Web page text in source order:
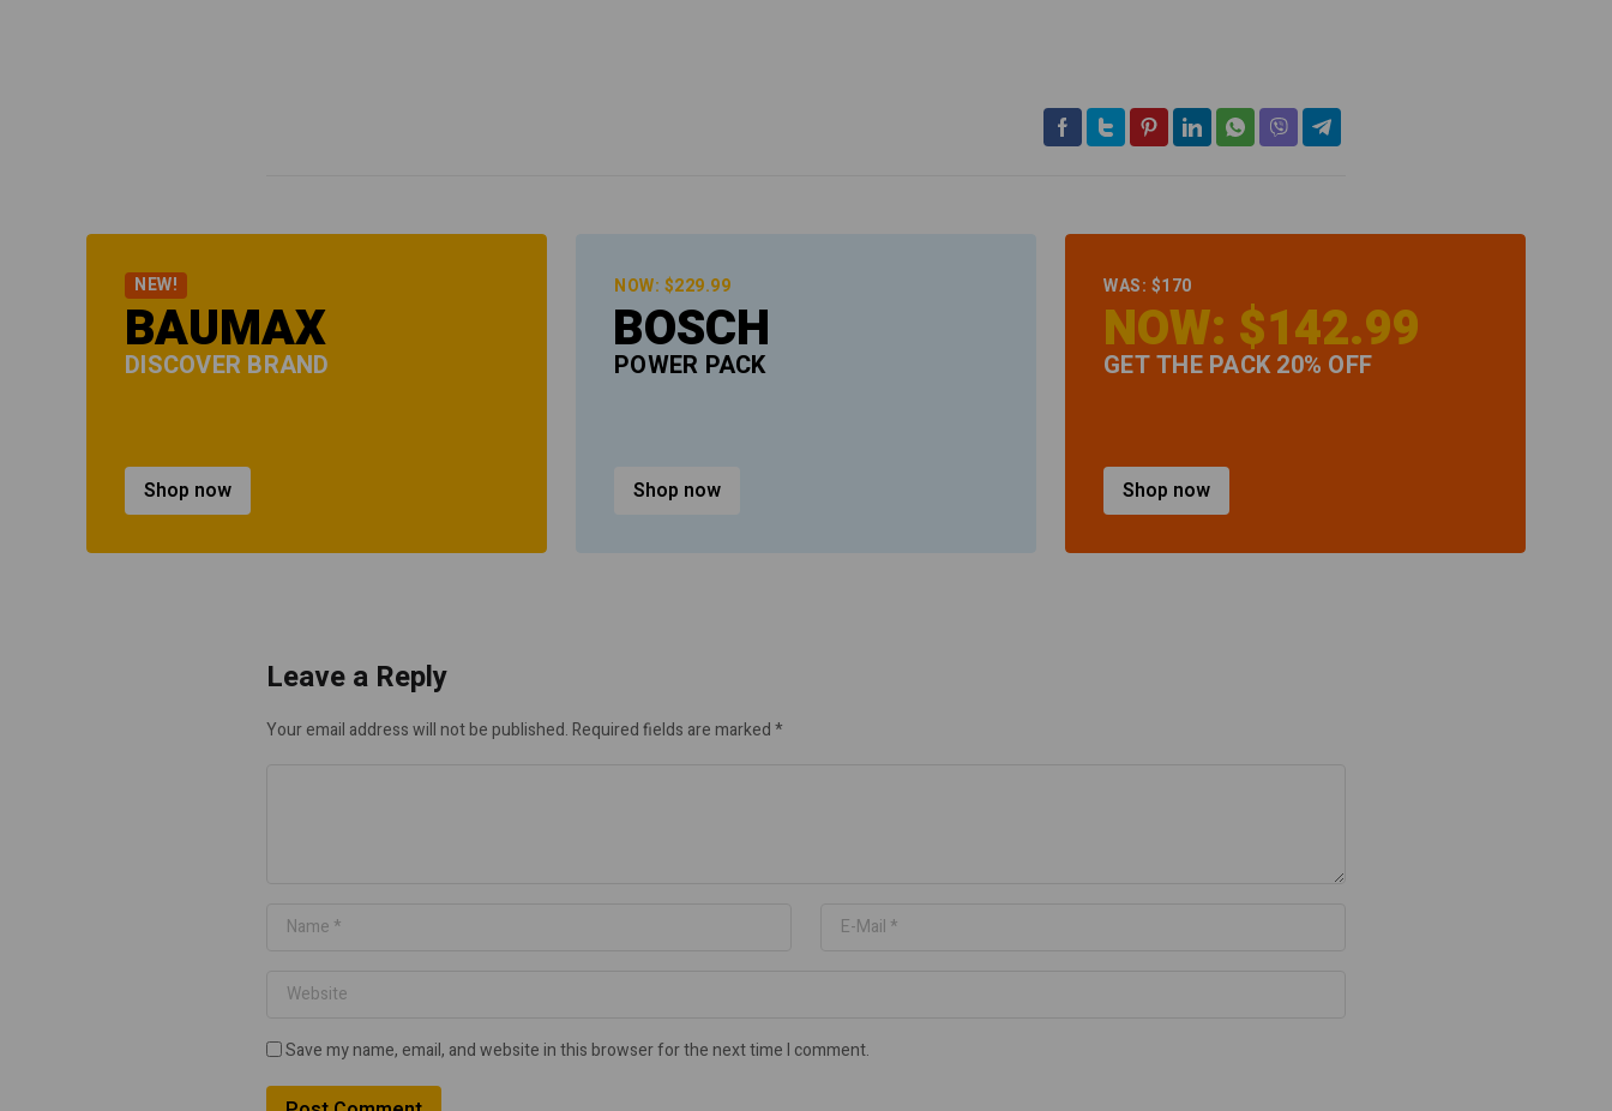
NEW!
BAUMAX
DISCOVER BRAND
Shop now
NOW: $229.99
BOSCH
POWER PACK
Shop now
WAS: $170
NOW: $142.99
GET THE PACK 20% OFF
Shop now
Leave a Reply
Your email address will not be published. Required fields are marked*
Save my name, email, and website in this browser for the next time I comment.